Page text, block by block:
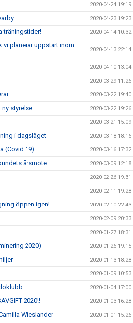
2020-04-24 19:19
2020-04-23 19:23
träningstider! 2020-04-14 10:32
vi planerar uppstart inom
2020-04-13 22:14
2020-04-10 13:04
2020-03-29 11:26
2020-03-22 19:40
ny styrelse 2020-03-22 19:26
2020-03-21 15:09
i dagsläget 2020-03-18 18:16
(Covid 19) 2020-03-16 17:32
årsmöte 2020-03-09 12:18
2020-02-26 19:31
2020-02-11 19:28
öppen igen! 2020-02-10 22:43
2020-02-09 20:33
2020-01-27 18:31
2020) 2020-01-26 19:15
2020-01-13 18:28
2020-01-09 10:53
2020-01-04 17:00
2020!! 2020-01-03 16:28
Wieslander 2020-01-01 15:26